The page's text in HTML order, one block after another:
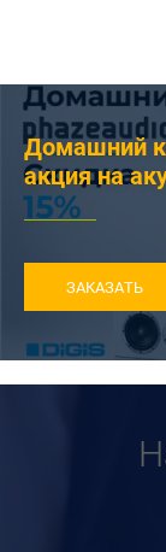
Домашний
акция на
ЗАКАЗАТЬ